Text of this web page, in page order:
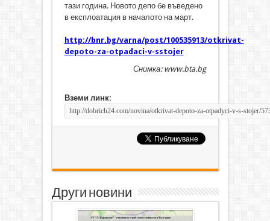
тази година. Новото депо бе въведено
в експлоатация в началото на март.
http://bnr.bg/varna/post/100535913/otkrivat-
depoto-za-otpadaci-v-sstojer
Снимка: www.bta.bg
Вземи линк:
Други новини